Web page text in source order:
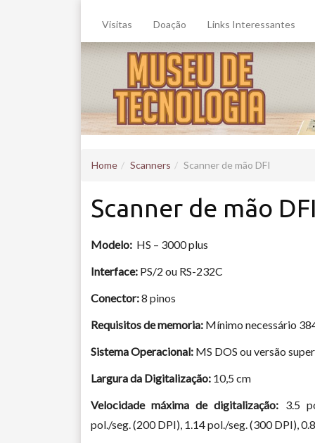
Visitas Doação Links Interessantes
Home Scanners Scanner de mão DFI
Scanner de mão
Modelo: HS – 3000 plus
Interface:PS/2 ou RS-232C
Conector:8 pinos
Requisitos de memoria:Mínimo necessário
Sistema Operacional:MS DOS ou versão
Largura da Digitalização:10,5 cm
Velocidade máxima de digitalização: 3.5
pol./seg. (200 DPI), 1.14 pol./seg. (300 DPI),